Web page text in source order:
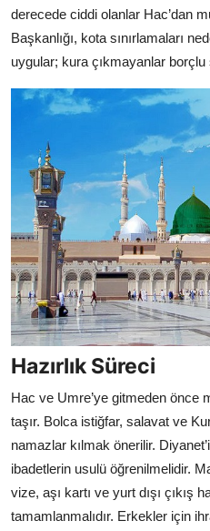
derecede ciddi olanlar Hac’dan
Başkanlığı, kota sınırlamaları
uygular; kura çıkmayanlar borçlu
Hazırlık Süreci
Hac ve Umre’ye gitmeden önce
taşır. Bolca istiğfar, salavat ve
namazlar kılmak önerilir.
ibadetlerin usulü öğrenilmelidir.
vize, aşı kartı ve yurt dışı çıkış
tamamlanmalıdır. Erkekler için